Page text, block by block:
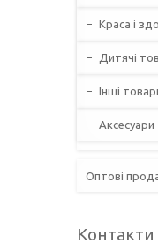
Краса і
Дитячі
Інші
Аксесуари
Оптові
Контакти